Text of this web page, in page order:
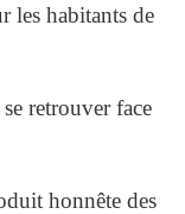
les habitants de
retrouver face
honnête des